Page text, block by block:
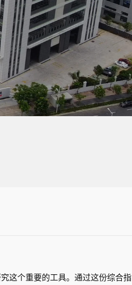
这个重要的工具。通过这份综合指